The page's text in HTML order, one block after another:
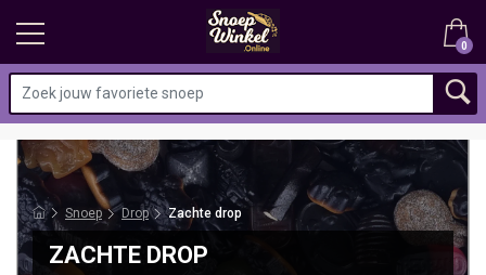
0
Snoep Drop Zachte drop
ZACHTE DROP